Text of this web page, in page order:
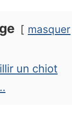
masquer
un chiot